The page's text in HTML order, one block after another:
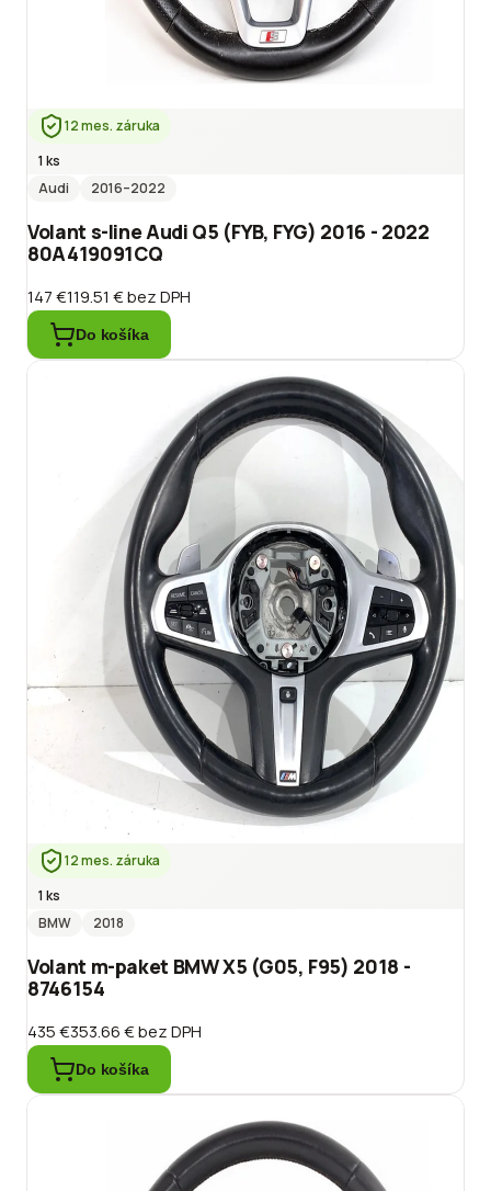
12 mes. záruka
1 ks
Audi
2016–2022
Volant s-line Audi Q5 (FYB, FYG) 2016 - 2022
80A419091CQ
147 €119.51 €bez DPH
Do košíka
12 mes. záruka
1 ks
BMW
2018
Volant m-paket BMW X5 (G05, F95) 2018 -
8746154
435 €353.66 €bez DPH
Do košíka